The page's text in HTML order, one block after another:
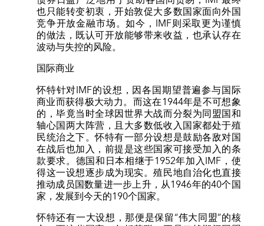
也只能转变初衷，开始敦促大多数国家面向外国
竞争开放金融市场。如今，IMF则采取更为谨慎
的做法，既认可开放能够带来收益，也承认存在
波动与失控的风险。
国际商业
怀特针对IMF的设想，因各国期望普遍参与国际
商业而获得极大动力。而这在1944年是不可想象
的，毕竟当时全球因世界大战而分裂为同盟国和
轴心国两大阵营，且大多数低收入国家都处于殖
民统治之下。怀特有一部分设想是鼓励各敌对国
在战后也加入，前提是这些国家可接受加入的条
款要求。德国和日本相继于1952年加入IMF，使
得这一设想逐步成为现实。殖民地自治化也直接
推动成员国数量进一步上升，从1946年的40个国
家，发展到今天的190个国家。
怀特还有一大设想，那便是保留“伟大同盟”的核